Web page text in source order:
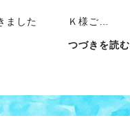
だきました Ｋ様ご…
つづきを読む